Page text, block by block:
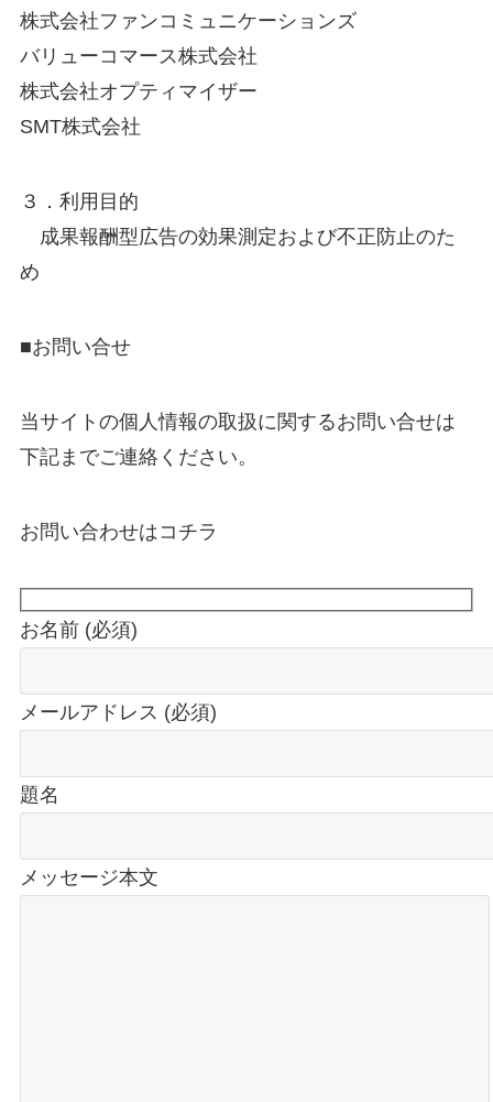
株式会社ファンコミュニケーションズ
バリューコマース株式会社
株式会社オプティマイザー
SMT株式会社
３．利用目的
成果報酬型広告の効果測定および不正防止のた
め
■お問い合せ
当サイトの個人情報の取扱に関するお問い合せは
下記までご連絡ください。
お問い合わせはコチラ
お名前 (必須)
メールアドレス (必須)
題名
メッセージ本文